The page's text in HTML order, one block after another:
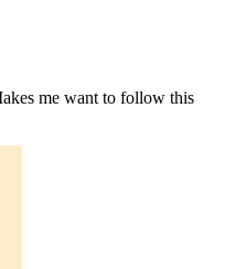
me want to follow this